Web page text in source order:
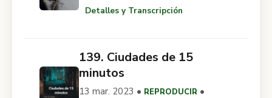
Detalles y Transcripción
139. Ciudades de 15
minutos
13 mar. 2023 • REPRODUCIR •